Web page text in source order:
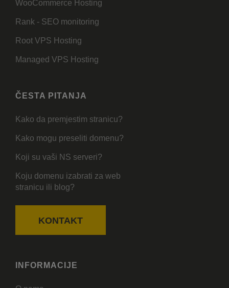
WooCommerce Hosting
Rank - SEO monitoring
Root VPS Hosting
Managed VPS Hosting
ČESTA PITANJA
Kako da premjestim stranicu?
Kako mogu preseliti domenu?
Koji su vaši NS serveri?
Koju domenu izabrati za web
stranicu ili blog?
KONTAKT
INFORMACIJE